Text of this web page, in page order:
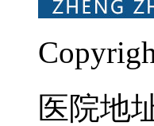
医院地